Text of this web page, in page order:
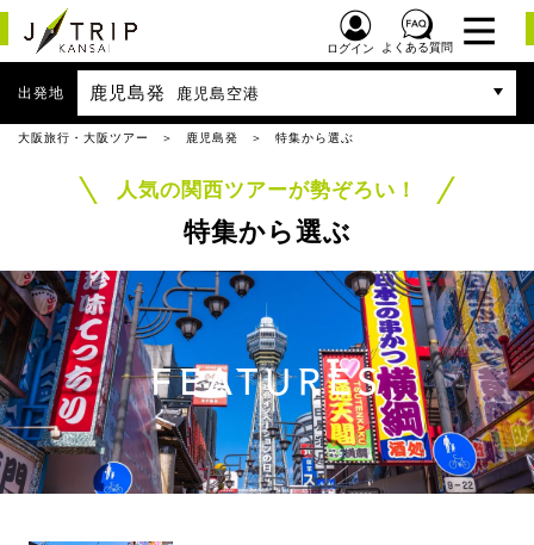
ログイン よくある質問
出発地 鹿児島発 鹿児島空港
大阪旅行・大阪ツアー 鹿児島発 特集から選ぶ
人気の関西ツアーが勢ぞろい！
特集から選ぶ
FEATURES